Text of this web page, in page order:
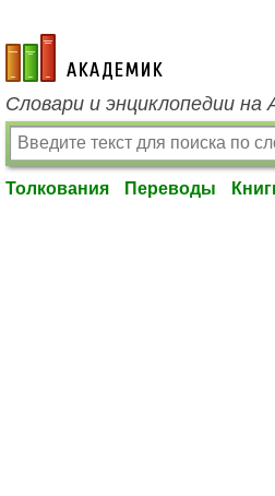
academic.ru
Словари и энциклопедии на
Толкования Переводы